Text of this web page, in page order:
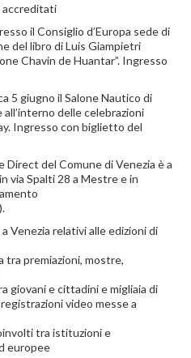
accreditati
il Consiglio d’Europa sede di
del libro di Luis Giampietri
Chavin de Huantar”. Ingresso
5 giugno il Salone Nautico di
all’interno delle celebrazioni
Ingresso con biglietto del
del Comune di Venezia è a
via Spalti 28 a Mestre e in
).
Venezia relativi alle edizioni di
tra premiazioni, mostre,
giovani e cittadini e migliaia di
video messe a
tra istituzioni e
europee